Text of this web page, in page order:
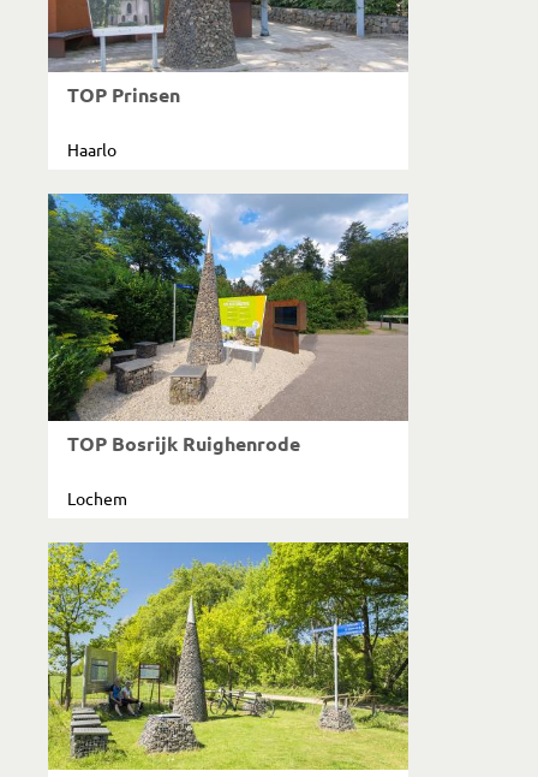
TOP Prinsen
Haarlo
TOP Bosrijk Ruighenrode
Lochem